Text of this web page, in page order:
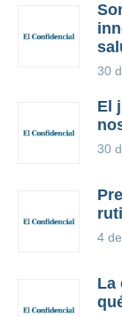
30
El
30
4
La